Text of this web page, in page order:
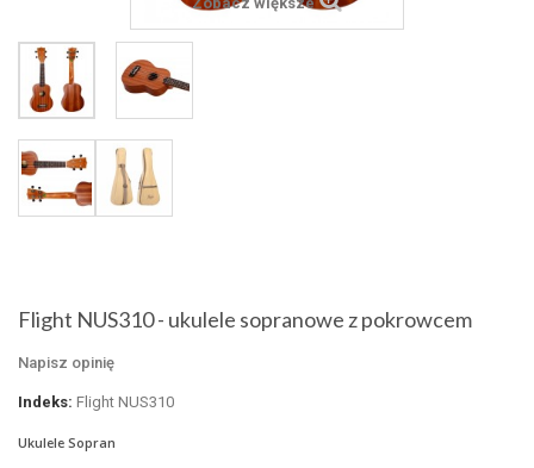
Flight NUS310 - ukulele sopranowe z pokrowcem
Napisz opinię
Indeks: Flight NUS310
Ukulele Sopran